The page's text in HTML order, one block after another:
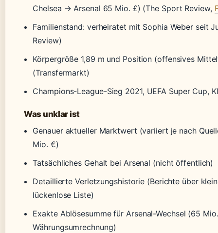
Chelsea → Arsenal 65 Mio. £) (The Sport Review,
Familienstand: verheiratet mit Sophia Weber seit
Review)
Körpergröße 1,89 m und Position (offensives
(Transfermarkt)
Champions-League-Sieg 2021, UEFA Super Cup,
Was unklar ist
Genauer aktueller Marktwert (variiert je nach
Mio. €)
Tatsächliches Gehalt bei Arsenal (nicht öffentlich)
Detaillierte Verletzungshistorie (Berichte über
lückenlose Liste)
Exakte Ablösesumme für Arsenal-Wechsel (65
Währungsumrechnung)